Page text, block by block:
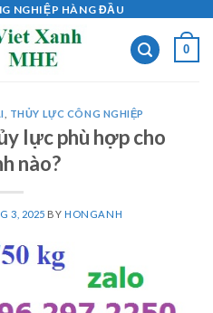
NGHIỆP HÀNG ĐẦU
0
THỦY LỰC CÔNG NGHIỆP
lực phù hợp cho
nào?
3, 2025 BYHONGANH